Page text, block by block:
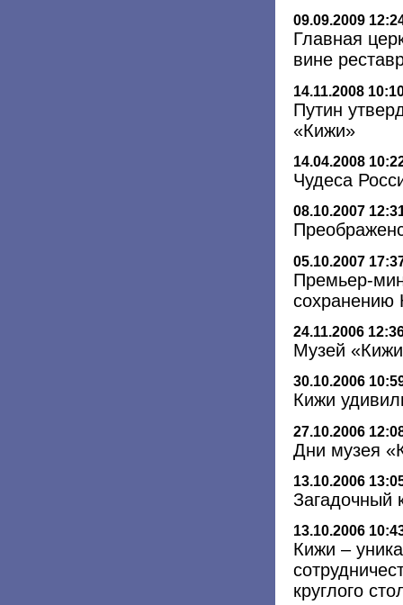
09.09.2009
Главная
вине
14.11.2008
Путин
«Кижи»
14.04.2008
Чудеса
08.10.2007
05.10.2007
Премьер-
сохранению
24.11.2006
Музей
30.10.2006
Кижи
27.10.2006
Дни музея
13.10.2006
Загадочный
13.10.2006
Кижи –
круглого